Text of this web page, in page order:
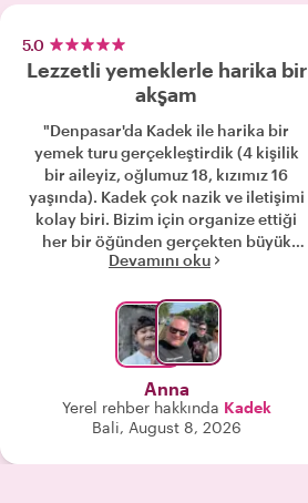
5.0
Lezzetli yemeklerle harika bir
akşam
"Denpasar'da Kadek ile harika bir
yemek turu gerçekleştirdik (4 kişilik
bir aileyiz, oğlumuz 18, kızımız 16
yaşında). Kadek çok nazik ve iletişimi
kolay biri. Bizim için organize ettiği
her bir öğünden gerçekten büyük
keyif aldık. Her şey çok lezzetliydi!
her zaman vejetaryen alternatifler
hazırlamıştı. Kendi başımıza olsaydık,
turumuz sırasında denediğimiz
yemekleri asla seçmeyeceğimizden
eminiz. Bu turu kesinlikle tavsiye
ediyoruz!"
Devamını oku
Anna
Yerel rehber hakkında Kadek
Bali, August 8, 2026